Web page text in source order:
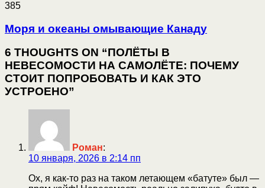
385
Моря и океаны омывающие Канаду
6 THOUGHTS ON “ПОЛЁТЫ В
НЕВЕСОМОСТИ НА САМОЛЁТЕ: ПОЧЕМУ
СТОИТ ПОПРОБОВАТЬ И КАК ЭТО
УСТРОЕНО”
Роман:
10 января, 2026 в 2:14 пп
Ох, я как-то раз на таком летающем «батуте» был —